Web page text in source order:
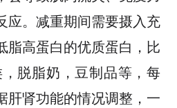
应。减重期间需要摄入充
脂高蛋白的优质蛋白，比
脱脂奶，豆制品等，每
肝肾功能的情况调整，一